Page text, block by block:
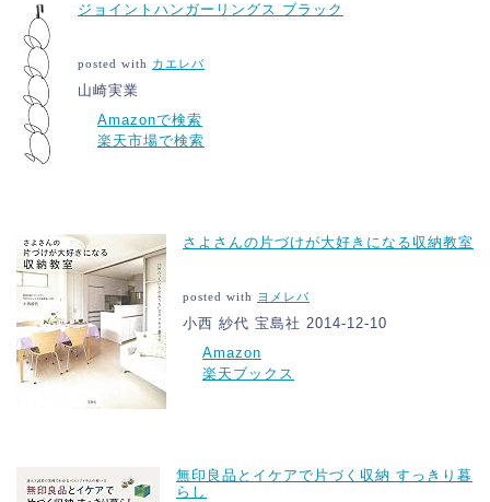
ジョイントハンガーリングス ブラック
posted with カエレバ
山崎実業
Amazonで検索
楽天市場で検索
さよさんの片づけが大好きになる収納教室
posted with ヨメレバ
小西 紗代 宝島社 2014-12-10
Amazon
楽天ブックス
無印良品とイケアで片づく収納 すっきり暮
らし